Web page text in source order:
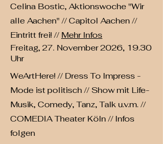
Celina Bostic, Aktionswoche "Wir
alle Aachen" // Capitol Aachen //
Eintritt frei! //Mehr Infos
Freitag, 27. November 2026, 19.30
Uhr
WeArtHere! // Dress To Impress -
Mode ist politisch // Show mit Life-
Musik, Comedy, Tanz, Talk u.v.m. //
COMEDIA Theater Köln // Infos
folgen